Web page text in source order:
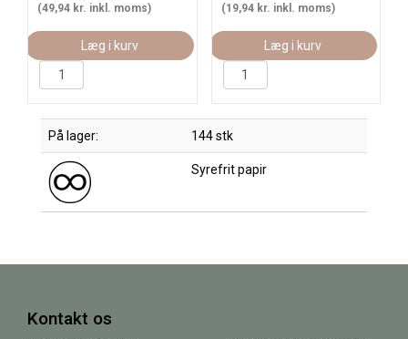
(49,94 kr. inkl. moms)
Læg i kurv
(19,94 kr. inkl. moms)
Læg i kurv
På lager: 144 stk
Syrefrit papir
Kontakt os